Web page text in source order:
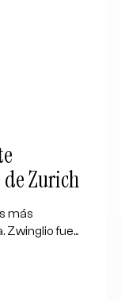
Zurich
más
fue...